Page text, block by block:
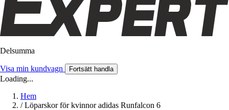
Delsumma
Visa min kundvagn Fortsätt handla
Loading...
Hem
/ Löparskor för kvinnor adidas Runfalcon 6